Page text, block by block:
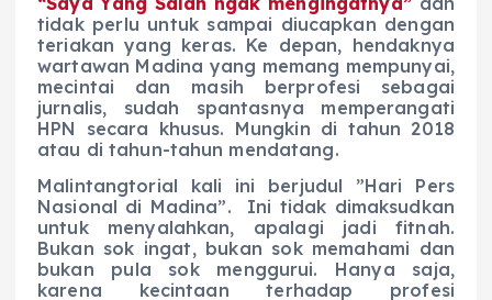
tidak perlu untuk sampai diucapkan dengan
teriakan yang keras. Ke depan, hendaknya
wartawan Madina yang memang mempunyai,
mecintai dan masih berprofesi sebagai
jurnalis, sudah spantasnya memperangati
HPN secara khusus. Mungkin di tahun 2018
atau di tahun-tahun mendatang.
Malintangtorial kali ini berjudul ”Hari Pers
Nasional di Madina”. Ini tidak dimaksudkan
untuk menyalahkan, apalagi jadi fitnah.
Bukan sok ingat, bukan sok memahami dan
bukan pula sok menggurui. Hanya saja,
karena kecintaan terhadap profesi